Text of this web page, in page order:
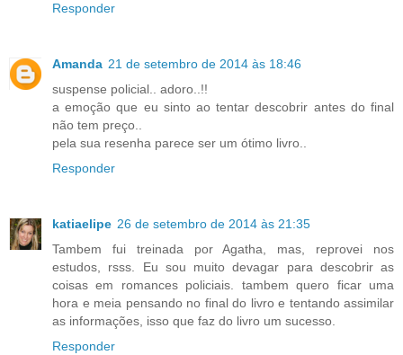
Responder
Amanda 21 de setembro de 2014 às 18:46
suspense policial.. adoro..!!
a emoção que eu sinto ao tentar descobrir antes do final
não tem preço..
pela sua resenha parece ser um ótimo livro..
Responder
katiaelipe 26 de setembro de 2014 às 21:35
Tambem fui treinada por Agatha, mas, reprovei nos
estudos, rsss. Eu sou muito devagar para descobrir as
coisas em romances policiais. tambem quero ficar uma
hora e meia pensando no final do livro e tentando assimilar
as informações, isso que faz do livro um sucesso.
Responder